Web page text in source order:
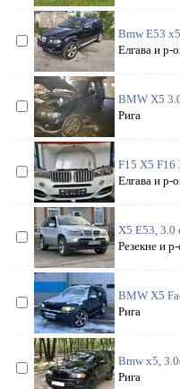
Bmw E53
Елгава и р-
BMW X5
Рига
F15 X5 F16
Елгава и р-
X5 E53, 3.0
Резекне и
BMW X5
Рига
Bmw x5,
Рига